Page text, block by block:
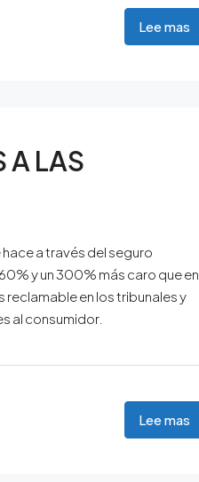
Lee mas
A LAS
a través del seguro
y un 300% más caro que en
en los tribunales y
al consumidor.
Lee mas